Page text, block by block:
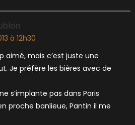
à 12h30
aimé, mais c’est juste une
Je préfère les bières avec de
s’implante pas dans Paris
proche banlieue, Pantin il me